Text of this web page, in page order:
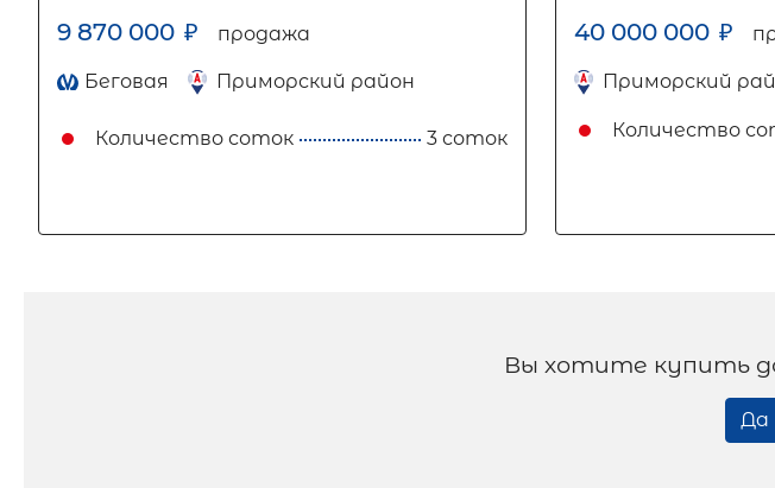
9 870 000 ₽ продажа
Беговая Приморский район
Количество соток 3 соток
40 000 000 ₽
Приморский
Количество
Вы хотите купить
Да